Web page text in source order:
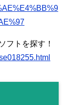
フトを探す！